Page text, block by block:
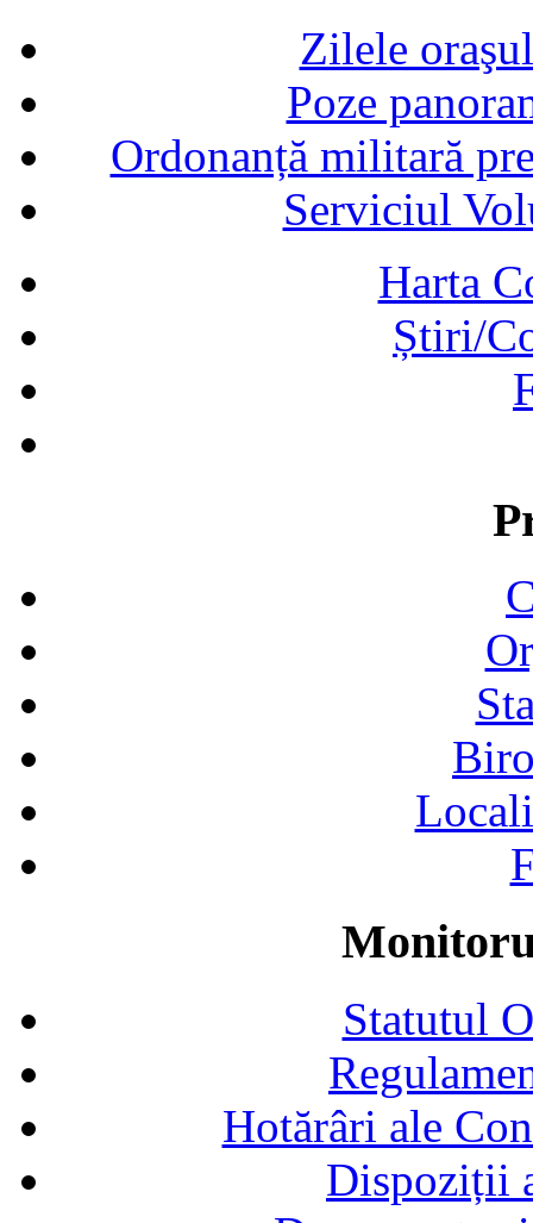
Zilele
Poze
Ordonanță militară
Serviciul
Harta
Știri/
Statutul
Hotărâri ale
Dispoziții